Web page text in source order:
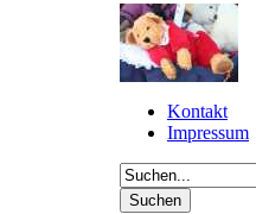
Kontakt
Impressum